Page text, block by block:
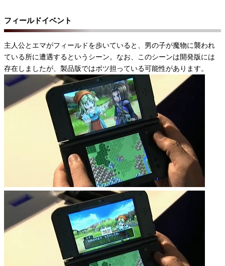
フィールドイベント
主人公とエマがフィールドを歩いていると、男の子が魔物に襲われ
ている所に遭遇するというシーン。なお、このシーンは開発版には
存在しましたが、製品版ではボツ担っている可能性があります。